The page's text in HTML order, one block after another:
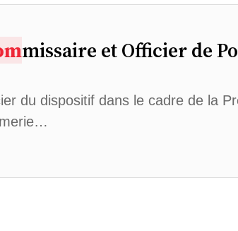
missaire et Officier de
du dispositif dans le cadre de la